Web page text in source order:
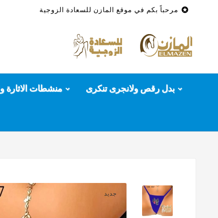
 مرحباً بكم في موقع المازن للسعادة الزوجية
بدل رقص ولانجرى تنكرى منشطات الاثارة
جديد